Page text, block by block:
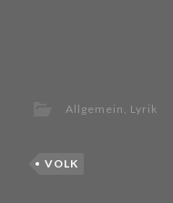
Allgemein , Lyrik
VOLK